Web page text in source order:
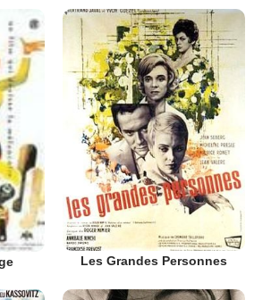
Les Grandes Personnes